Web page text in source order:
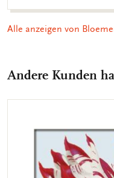
Alle anzeigen von
Andere Kunden